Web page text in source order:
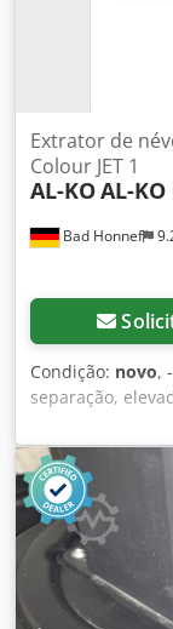
Bad Honnef
Extrator de
Colour JET 1
AL-KOAL-KO
Condição: novo,
separação,
manusear -
de paragem -
Dcsdpfxju T
certificado para
Débito de ar:
de filtragem
mm, Motor 400
Dimensões